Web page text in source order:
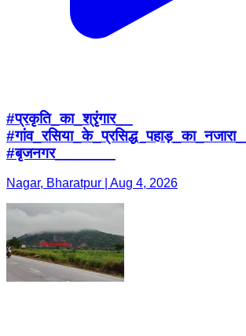
#प्रकृति_का_श्रृंगार__
#गांव_रसिया_के_प्रसिद्ध_पहाड़_का_नजारा__
#बृजनगर_______
Nagar, Bharatpur | Aug 4, 2026